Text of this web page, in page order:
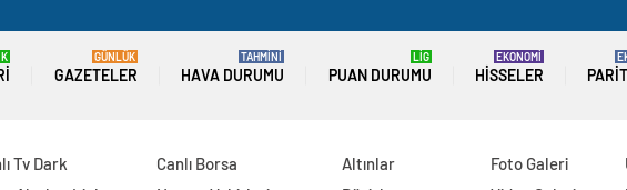
GAZETELER
GÜNLÜK
HAVA DURUMU
TAHMİNİ
PUAN DURUMU
LİG
HISSELER
EKONOMİ
Tv Dark
Canlı Borsa
Altınlar
Foto Galeri